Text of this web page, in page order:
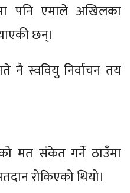
पनि एमाले अखिलका
छन्।
नै स्ववियु निर्वाचन तय
मत संकेत गर्ने ठाउँमा
रोकिएको थियो।